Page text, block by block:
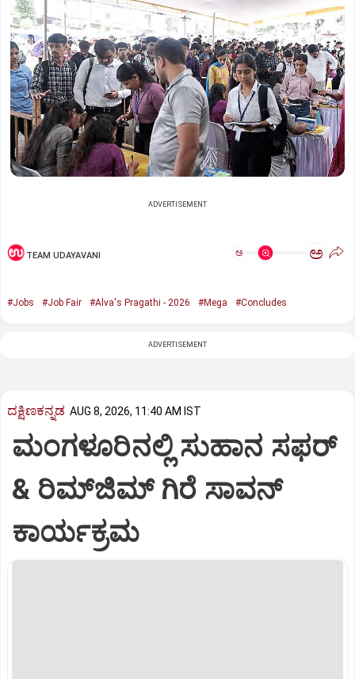
ADVERTISEMENT
TEAM UDAYAVANI ಅ ಅ
#Jobs #Job Fair #Alva's Pragathi - 2026 #Mega #Concludes
ADVERTISEMENT
ದಕ್ಷಿಣಕನ್ನಡ AUG 8, 2026, 11:40 AM IST
ಮಂಗಳೂರಿನಲ್ಲಿ ಸುಹಾನ ಸಫರ್
& ರಿಮ್‌ಜಿಮ್ ಗಿರೆ ಸಾವನ್
ಕಾರ್ಯಕ್ರಮ